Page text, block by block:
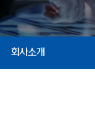
회사소개